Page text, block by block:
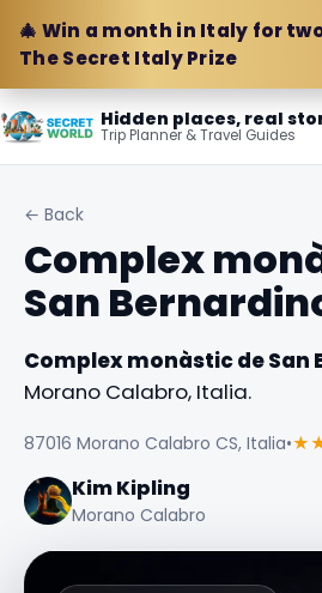
🎄 Win a month in Italy for
The Secret Italy Prize
Hidden places, real
Trip Planner & Travel Guides
← Back
Complex
San
Complex monàstic de San
Morano Calabro, Italia.
87016 Morano Calabro CS, Italia•
Kim Kipling
Morano Calabro